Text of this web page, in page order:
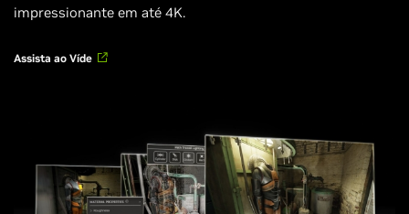
impressionante em até 4K.
Assista ao Víde